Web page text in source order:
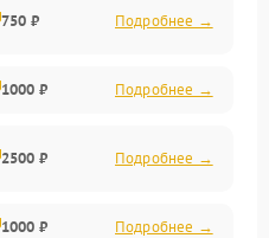
750 ₽ Подробнее →
1000 ₽ Подробнее →
2500 ₽ Подробнее →
1000 ₽ Подробнее →